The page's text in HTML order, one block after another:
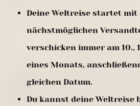
Deine Weltreise startet mit
nächstmöglichen
verschicken immer am 10.,
eines Monats,
gleichen Datum.
Du kannst deine Weltreise